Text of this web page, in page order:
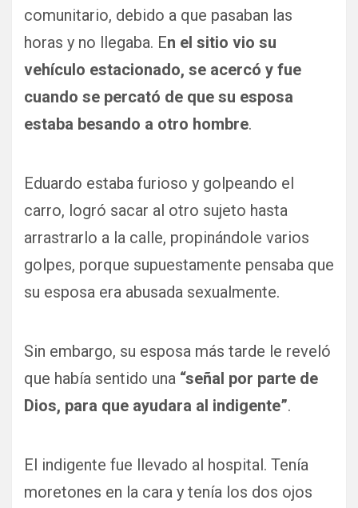
comunitario, debido a que pasaban las
horas y no llegaba. En el sitio vio su
vehículo estacionado, se acercó y fue
cuando se percató de que su esposa
estaba besando a otro hombre.
Eduardo estaba furioso y golpeando el
carro, logró sacar al otro sujeto hasta
arrastrarlo a la calle, propinándole varios
golpes, porque supuestamente pensaba que
su esposa era abusada sexualmente.
Sin embargo, su esposa más tarde le reveló
que había sentido una “señal por parte de
Dios, para que ayudara al indigente”.
El indigente fue llevado al hospital. Tenía
moretones en la cara y tenía los dos ojos